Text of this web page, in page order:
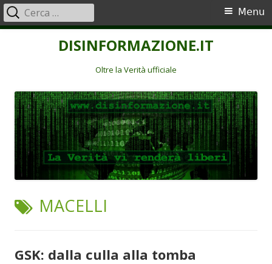
DISINFORMAZIONE.IT
Oltre la Verità ufficiale
Menu
principale
Menu
Ricerca
per:
TAG:
MACELLI
GSK: dalla culla alla tomba